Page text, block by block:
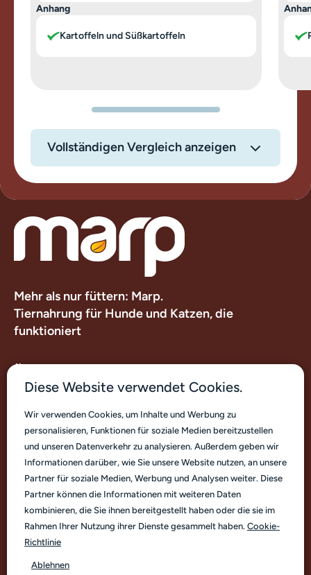
Anhang
Kartoffeln und Süßkartoffeln
Vollständigen Vergleich anzeigen
Mehr als nur füttern: Marp.
Tiernahrung für Hunde und Katzen, die
funktioniert
Kontakt
Deutsch
Diese Website verwendet Cookies.
Wir verwenden Cookies, um Inhalte und Werbung zu
personalisieren, Funktionen für soziale Medien bereitzustellen
und unseren Datenverkehr zu analysieren. Außerdem geben wir
Informationen darüber, wie Sie unsere Website nutzen, an unsere
Partner für soziale Medien, Werbung und Analysen weiter. Diese
Partner können die Informationen mit weiteren Daten
kombinieren, die Sie ihnen bereitgestellt haben oder die sie im
Rahmen Ihrer Nutzung ihrer Dienste gesammelt haben. Cookie-
Richtlinie
Ablehnen